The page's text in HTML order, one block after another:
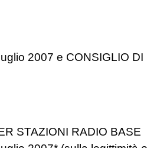
2007 e CONSIGLIO DI
STAZIONI RADIO BASE